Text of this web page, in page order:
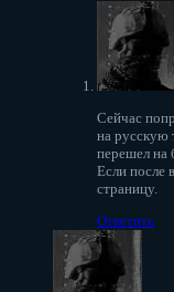
Сейчас
на русскую
перешел на
Если после
страницу.
Ответить